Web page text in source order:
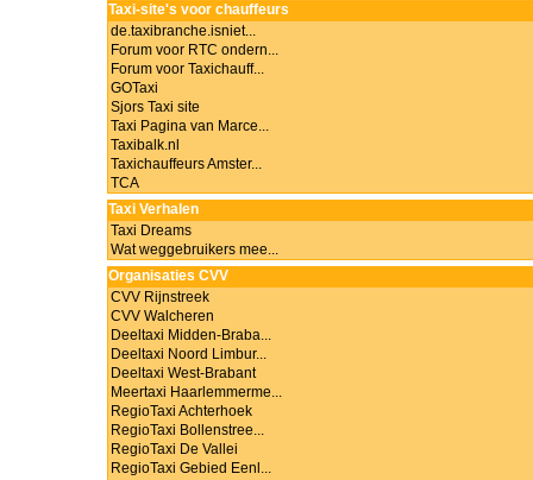
Taxi-site's voor chauffeurs
de.taxibranche.isniet...
Forum voor RTC ondern...
Forum voor Taxichauff...
GOTaxi
Sjors Taxi site
Taxi Pagina van Marce...
Taxibalk.nl
Taxichauffeurs Amster...
TCA
Taxi Verhalen
Taxi Dreams
Wat weggebruikers mee...
Organisaties CVV
CVV Rijnstreek
CVV Walcheren
Deeltaxi Midden-Braba...
Deeltaxi Noord Limbur...
Deeltaxi West-Brabant
Meertaxi Haarlemmerme...
RegioTaxi Achterhoek
RegioTaxi Bollenstree...
RegioTaxi De Vallei
RegioTaxi Gebied Eenl...